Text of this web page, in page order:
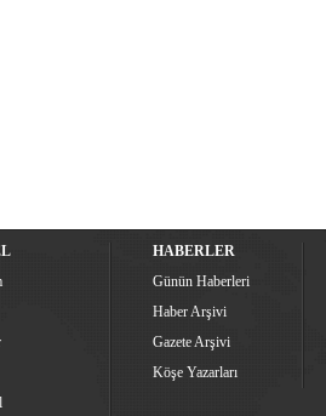
HABERLER
Günün Haberleri
Haber Arşivi
Gazete Arşivi
Köşe Yazarları